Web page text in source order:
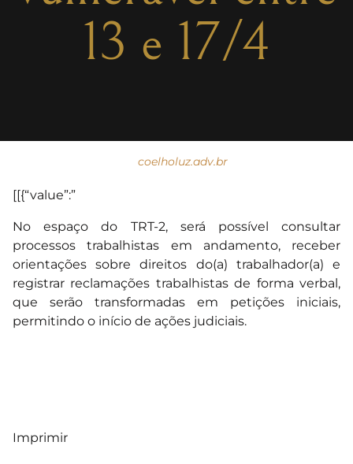
13 e 17/4
coelholuz.adv.br
[[{“value”:”
No espaço do TRT-2, será possível consultar
processos trabalhistas em andamento, receber
orientações sobre direitos do(a) trabalhador(a) e
registrar reclamações trabalhistas de forma verbal,
que serão transformadas em petições iniciais,
permitindo o início de ações judiciais.
Imprimir